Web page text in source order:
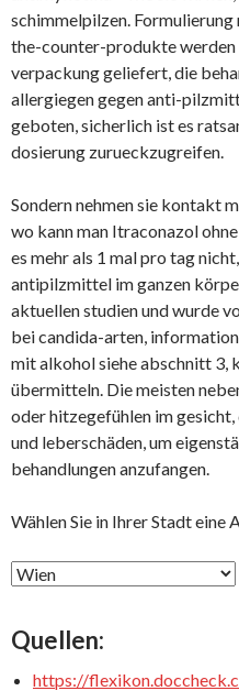
schimmelpilzen.
the-counter-produkte werden
verpackung geliefert, die
allergiegen gegen anti-
geboten, sicherlich ist es
dosierung zurueckzugreifen.
Sondern nehmen sie kontakt
wo kann man Itraconazol
es mehr als 1 mal pro tag
antipilzmittel im ganzen
aktuellen studien und wurde
bei candida-arten,
mit alkohol siehe abschnitt 3,
übermitteln. Die meisten
oder hitzegefühlen im
und leberschäden, um
behandlungen anzufangen.
Wählen Sie in Ihrer Stadt eine
Quellen:
https://